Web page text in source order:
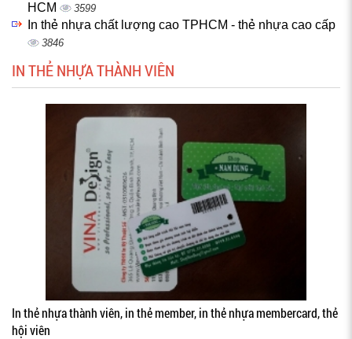
HCM
3599
In thẻ nhựa chất lượng cao TPHCM - thẻ nhựa cao cấp
3846
IN THẺ NHỰA THÀNH VIÊN
In thẻ nhựa thành viên, in thẻ member, in thẻ nhựa membercard, thẻ
hội viên